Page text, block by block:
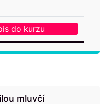
do kurzu
mluvčí